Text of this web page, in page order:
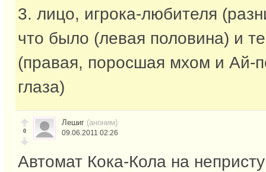
3. лицо, игрока-любителя
что было (левая половина) и
(правая, поросшая мхом и Ай-
глаза)
0
Лешиг (аноним)
09.06.2011 02:26
Автомат Кока-Кола на